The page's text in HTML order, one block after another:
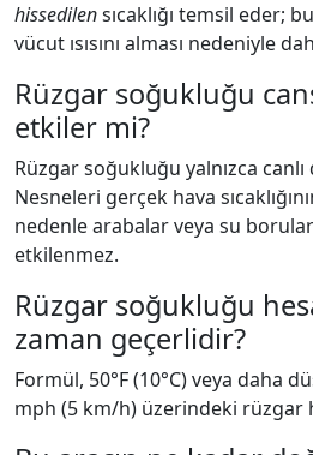
hissedilensıcaklığı temsil eder;
vücut ısısını alması nedeniyle
Rüzgar soğukluğu
etkiler mi?
Rüzgar soğukluğu yalnızca canlı
Nesneleri gerçek hava
nedenle arabalar veya su
etkilenmez.
Rüzgar soğukluğu
zaman geçerlidir?
Formül, 50°F (10°C) veya daha
mph (5 km/h) üzerindeki rüzgar